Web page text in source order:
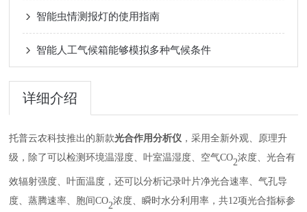
智能虫情测报灯的使用指南
智能人工气候箱能够模拟多种气候条件
详细介绍
托普云农科技推出的新款光合作用分析仪 ，采用全新外观、原理升
级，除了可以检测环境温湿度、叶室温湿度、空气CO2浓度、光合有
效辐射强度、叶面温度，还可以分析记录叶片净光合速率、气孔导
度、蒸腾速率、胞间CO2浓度、瞬时水分利用率，共12项光合指标参